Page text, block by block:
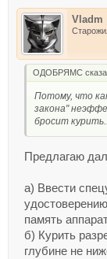
Vladm
ОДОБРЯМС
Потому, что
закона"
бросит курить..
Предлагаю
а) Ввести
память
б) Курить
глубине не